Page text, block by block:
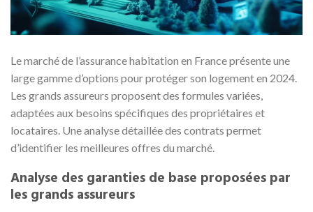
Le marché de l’assurance habitation en France présente une
large gamme d’options pour protéger son logement en 2024.
Les grands assureurs proposent des formules variées,
adaptées aux besoins spécifiques des propriétaires et
locataires. Une analyse détaillée des contrats permet
d’identifier les meilleures offres du marché.
Analyse des garanties de base proposées par
les grands assureurs